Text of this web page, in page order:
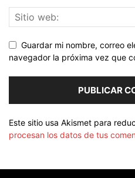
Guardar mi nombre, correo
navegador la próxima vez que
Este sitio usa Akismet para
procesan los datos de tus